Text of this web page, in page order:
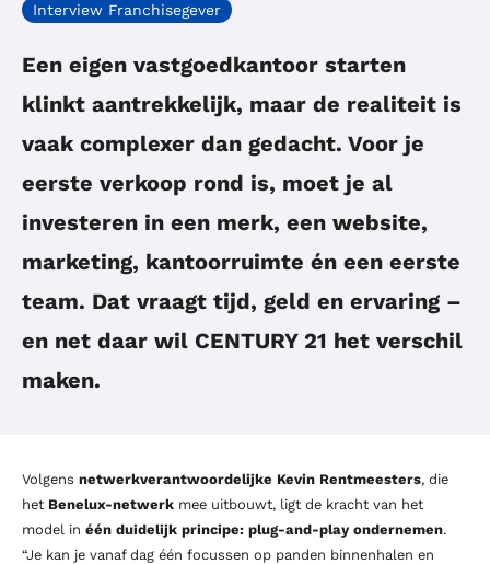
Interview Franchisegever
Een eigen vastgoedkantoor starten
klinkt aantrekkelijk, maar de realiteit is
vaak complexer dan gedacht. Voor je
eerste verkoop rond is, moet je al
investeren in een merk, een website,
marketing, kantoorruimte én een eerste
team. Dat vraagt tijd, geld en ervaring –
en net daar wil CENTURY 21 het verschil
maken.
Volgens netwerkverantwoordelijke Kevin Rentmeesters, die
het Benelux-netwerk mee uitbouwt, ligt de kracht van het
model in één duidelijk principe: plug-and-play ondernemen.
“Je kan je vanaf dag één focussen op panden binnenhalen en